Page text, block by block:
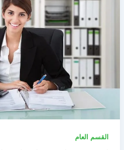
القسم العام